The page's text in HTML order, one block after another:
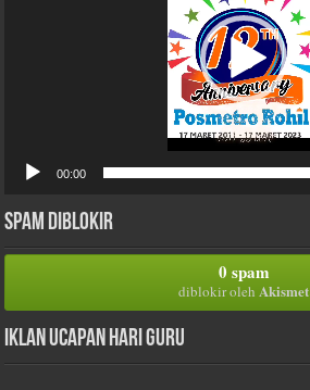
00:00
Spam Diblokir
0 spam
diblokir oleh Akismet
Iklan Ucapan Hari Guru